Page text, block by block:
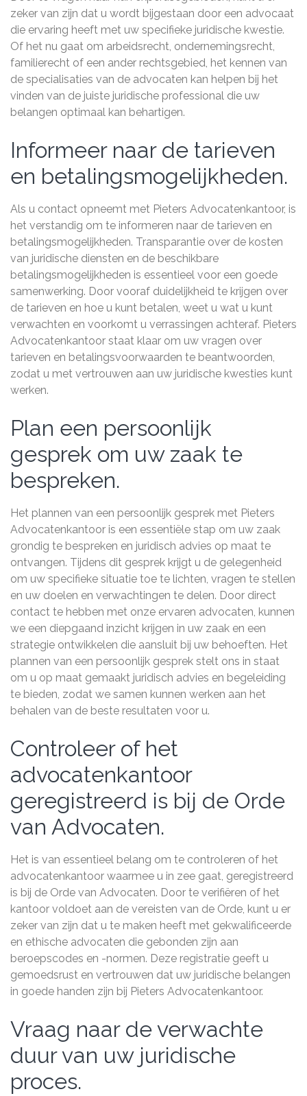
zeker van zijn dat u wordt bijgestaan door een advocaat
die ervaring heeft met uw specifieke juridische kwestie.
Of het nu gaat om arbeidsrecht, ondernemingsrecht,
familierecht of een ander rechtsgebied, het kennen van
de specialisaties van de advocaten kan helpen bij het
vinden van de juiste juridische professional die uw
belangen optimaal kan behartigen.
Informeer naar de tarieven
en betalingsmogelijkheden.
Als u contact opneemt met Pieters Advocatenkantoor, is
het verstandig om te informeren naar de tarieven en
betalingsmogelijkheden. Transparantie over de kosten
van juridische diensten en de beschikbare
betalingsmogelijkheden is essentieel voor een goede
samenwerking. Door vooraf duidelijkheid te krijgen over
de tarieven en hoe u kunt betalen, weet u wat u kunt
verwachten en voorkomt u verrassingen achteraf. Pieters
Advocatenkantoor staat klaar om uw vragen over
tarieven en betalingsvoorwaarden te beantwoorden,
zodat u met vertrouwen aan uw juridische kwesties kunt
werken.
Plan een persoonlijk
gesprek om uw zaak te
bespreken.
Het plannen van een persoonlijk gesprek met Pieters
Advocatenkantoor is een essentiële stap om uw zaak
grondig te bespreken en juridisch advies op maat te
ontvangen. Tijdens dit gesprek krijgt u de gelegenheid
om uw specifieke situatie toe te lichten, vragen te stellen
en uw doelen en verwachtingen te delen. Door direct
contact te hebben met onze ervaren advocaten, kunnen
we een diepgaand inzicht krijgen in uw zaak en een
strategie ontwikkelen die aansluit bij uw behoeften. Het
plannen van een persoonlijk gesprek stelt ons in staat
om u op maat gemaakt juridisch advies en begeleiding
te bieden, zodat we samen kunnen werken aan het
behalen van de beste resultaten voor u.
Controleer of het
advocatenkantoor
geregistreerd is bij de Orde
van Advocaten.
Het is van essentieel belang om te controleren of het
advocatenkantoor waarmee u in zee gaat, geregistreerd
is bij de Orde van Advocaten. Door te verifiëren of het
kantoor voldoet aan de vereisten van de Orde, kunt u er
zeker van zijn dat u te maken heeft met gekwalificeerde
en ethische advocaten die gebonden zijn aan
beroepscodes en -normen. Deze registratie geeft u
gemoedsrust en vertrouwen dat uw juridische belangen
in goede handen zijn bij Pieters Advocatenkantoor.
Vraag naar de verwachte
duur van uw juridische
proces.